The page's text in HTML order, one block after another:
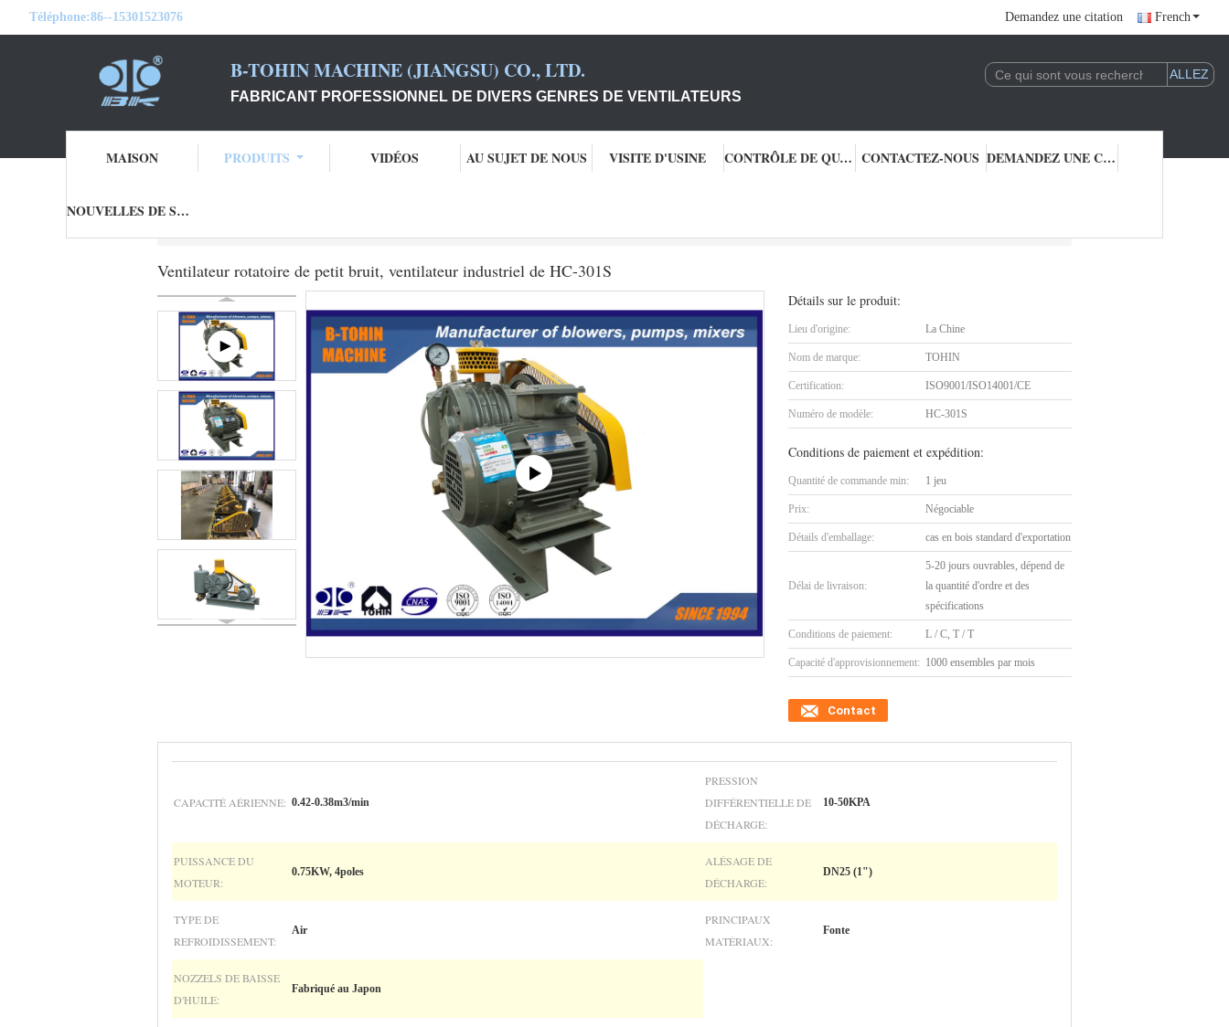
Téléphone:86--15301523076 Demandez une citation French
B-TOHIN MACHINE (JIANGSU) CO., LTD.
FABRICANT PROFESSIONNEL DE DIVERS GENRES DE VENTILATEURS
MAISON PRODUITS VIDÉOS AU SUJET DE NOUS VISITE D'USINE CONTRÔLE DE QUALITÉ CONTACTEZ-NOUS DEMANDEZ UNE CITATION
NOUVELLES DE SOCIÉTÉ
Ventilateur rotatoire de petit bruit, ventilateur industriel de HC-301S
Détails sur le produit:
Lieu d'origine: La Chine
Nom de marque: TOHIN
Certification: ISO9001/ISO14001/CE
Numéro de modèle: HC-301S
Conditions de paiement et expédition:
Quantité de commande min: 1 jeu
Prix: Négociable
Détails d'emballage: cas en bois standard d'exportation
Délai de livraison:
5-20 jours ouvrables, dépend de
la quantité d'ordre et des
spécifications
Conditions de paiement: L / C, T / T
Capacité d'approvisionnement: 1000 ensembles par mois
Contact
CAPACITÉ AÉRIENNE: 0.42-0.38m3/min
PRESSION
DIFFÉRENTIELLE DE
DÉCHARGE:
10-50KPA
PUISSANCE DU
MOTEUR:
0.75KW, 4poles
ALÉSAGE DE
DÉCHARGE:
DN25 (1")
TYPE DE
REFROIDISSEMENT:
Air
PRINCIPAUX
MATÉRIAUX:
Fonte
NOZZELS DE BAISSE
D'HUILE:
Fabriqué au Japon